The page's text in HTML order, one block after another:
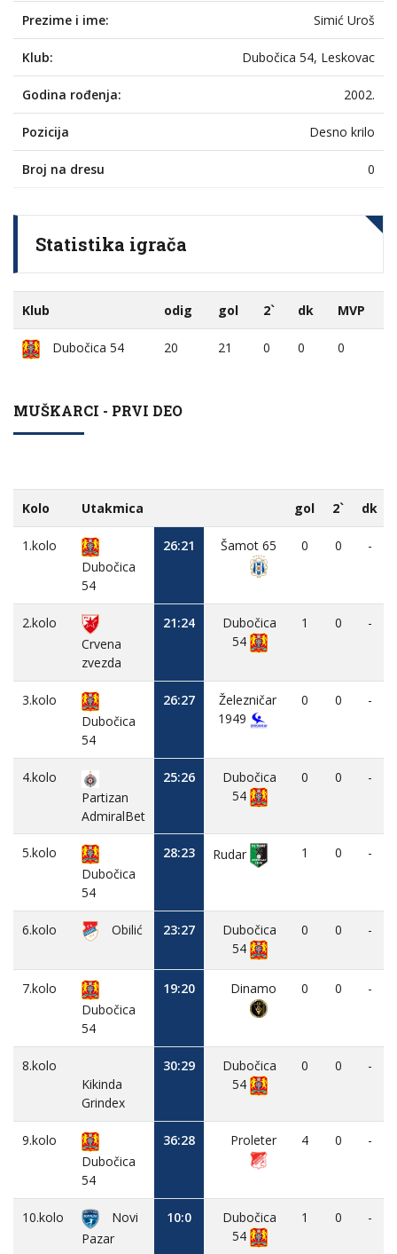
Prezime i ime: Simić Uroš
Klub: Dubočica 54, Leskovac
Godina rođenja: 2002.
Pozicija Desno krilo
Broj na dresu 0
Statistika igrača
Klub odig gol 2` dk MVP
Dubočica 54 20 21 0 0 0
MUŠKARCI - PRVI DEO
Kolo Utakmica gol 2` dk
1.kolo
Dubočica
54
26:21 Šamot 65 0 0 -
2.kolo
Crvena
zvezda
21:24
Dubočica
54
1 0 -
3.kolo
Dubočica
54
26:27
Železničar
1949
0 0 -
4.kolo
Partizan
AdmiralBet
25:26
Dubočica
54
0 0 -
5.kolo
Dubočica
54
28:23 Rudar 1 0 -
6.kolo Obilić 23:27
Dubočica
54
0 0 -
7.kolo
Dubočica
54
19:20 Dinamo 0 0 -
8.kolo
Kikinda
Grindex
30:29
Dubočica
54
0 0 -
9.kolo
Dubočica
54
36:28 Proleter 4 0 -
10.kolo
Novi
Pazar
10:0
Dubočica
54
1 0 -